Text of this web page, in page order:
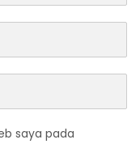
saya pada